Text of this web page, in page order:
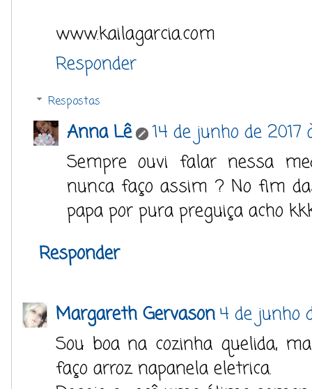
www.kailagarcia.com
Responder
Respostas
Anna Lê
14 de junho de 2017
Sempre ouvi falar nessa
nunca faço assim ? No fim
papa por pura preguiça acho
Responder
Margareth Gervason4 de junho
Sou boa na cozinha quelida,
faço arroz napanela eletrica.